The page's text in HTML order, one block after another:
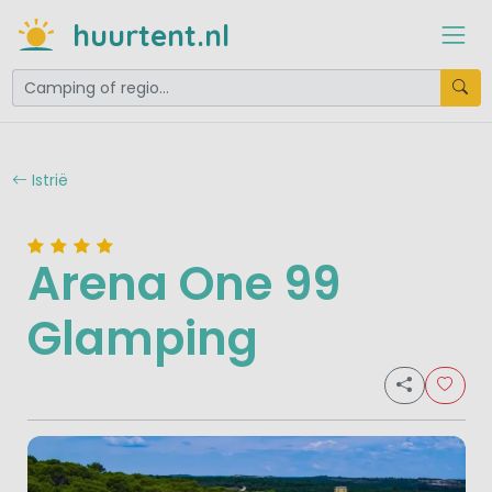
huurtent.nl
Istrië
Arena One 99
Glamping